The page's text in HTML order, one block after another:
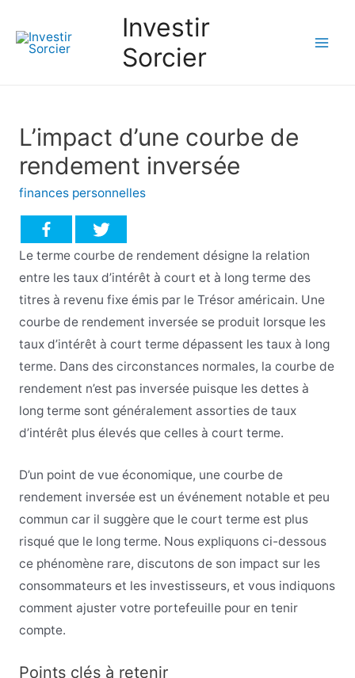
Investir
Sorcier
L’impact d’une courbe de
rendement inversée
finances personnelles
Le terme courbe de rendement désigne la relation
entre les taux d’intérêt à court et à long terme des
titres à revenu fixe émis par le Trésor américain. Une
courbe de rendement inversée se produit lorsque les
taux d’intérêt à court terme dépassent les taux à long
terme. Dans des circonstances normales, la courbe de
rendement n’est pas inversée puisque les dettes à
long terme sont généralement assorties de taux
d’intérêt plus élevés que celles à court terme.
D’un point de vue économique, une courbe de
rendement inversée est un événement notable et peu
commun car il suggère que le court terme est plus
risqué que le long terme. Nous expliquons ci-dessous
ce phénomène rare, discutons de son impact sur les
consommateurs et les investisseurs, et vous indiquons
comment ajuster votre portefeuille pour en tenir
compte.
Points clés à retenir